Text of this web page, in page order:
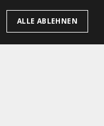
ALLE ABLEHNEN